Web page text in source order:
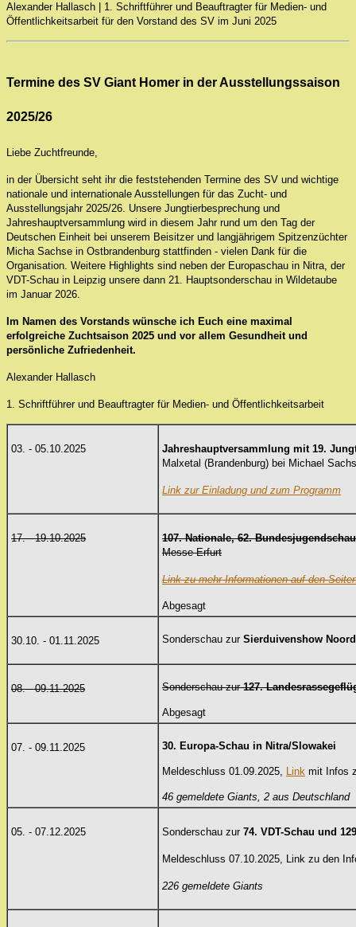
Alexander Hallasch | 1. Schriftführer und Beauftragter für Medien- und
Öffentlichkeitsarbeit für den Vorstand des SV im Juni 2025
Termine des SV Giant Homer in der Ausstellungssaison
2025/26
Liebe Zuchtfreunde,
in der Übersicht seht ihr die feststehenden Termine des SV und wichtige
nationale und internationale Ausstellungen für das Zucht- und
Ausstellungsjahr 2025/26. Unsere Jungtierbesprechung und
Jahreshauptversammlung wird in diesem Jahr rund um den Tag der
Deutschen Einheit bei unserem Beisitzer und langjährigem Spitzenzüchter
Micha Sachse in Ostbrandenburg stattfinden - vielen Dank für die
Organisation. Weitere Highlights sind neben der Europaschau in Nitra, der
VDT-Schau in Leipzig unsere dann 21. Hauptsonderschau in Wildetaube
im Januar 2026.
Im Namen des Vorstands wünsche ich Euch eine maximal
erfolgreiche Zuchtsaison 2025 und vor allem Gesundheit und
persönliche Zufriedenheit.
Alexander Hallasch
1. Schriftführer und Beauftragter für Medien- und Öffentlichkeitsarbeit
03. - 05.10.2025 Jahreshauptversammlung mit 19.
Malxetal (Brandenburg) bei Michael
Link zur Einladung und zum Programm
17. - 19.10.2025
107. Nationale, 62.
Messe Erfurt
Link zu mehr Informationen auf den
Abgesagt
30.10. - 01.11.2025 Sonderschau zur Sierduivenshow
08. - 09.11.2025 Sonderschau zur127.
Abgesagt
07. - 09.11.2025 30. Europa-Schau in Nitra/Slowakei
Meldeschluss 01.09.2025, Link mit Infos
46 gemeldete Giants, 2 aus Deutschland
05. - 07.12.2025 Sonderschau zur 74. VDT-Schau und
Meldeschluss 07.10.2025, Link zu den
226 gemeldete Giants